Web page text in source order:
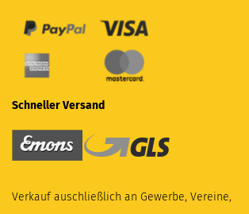
Schneller Versand
Verkauf auschließlich an Gewerbe, Vereine,